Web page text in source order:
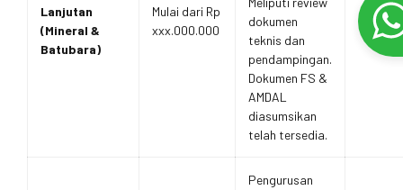
Lanjutan
(Mineral &
Batubara)
Mulai dari Rp
xxx.000.000
dokumen
teknis dan
pendampingan.
Dokumen FS &
AMDAL
diasumsikan
telah tersedia.
Pengurusan